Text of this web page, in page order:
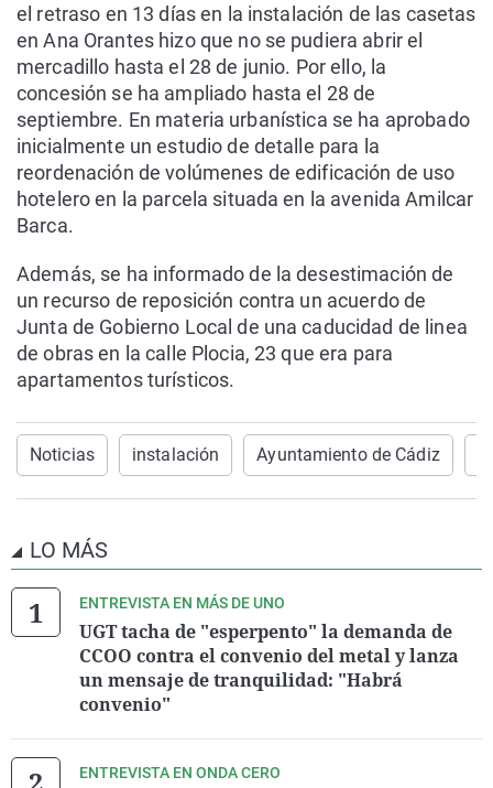
el retraso en 13 días en la instalación de las casetas
en Ana Orantes hizo que no se pudiera abrir el
mercadillo hasta el 28 de junio. Por ello, la
concesión se ha ampliado hasta el 28 de
septiembre. En materia urbanística se ha aprobado
inicialmente un estudio de detalle para la
reordenación de volúmenes de edificación de uso
hotelero en la parcela situada en la avenida Amilcar
Barca.
Además, se ha informado de la desestimación de
un recurso de reposición contra un acuerdo de
Junta de Gobierno Local de una caducidad de linea
de obras en la calle Plocia, 23 que era para
apartamentos turísticos.
Noticias instalación Ayuntamiento de Cádiz
LO MÁS
ENTREVISTA EN MÁS DE UNO
UGT tacha de "esperpento" la demanda de
CCOO contra el convenio del metal y lanza
un mensaje de tranquilidad: "Habrá
convenio"
ENTREVISTA EN ONDA CERO